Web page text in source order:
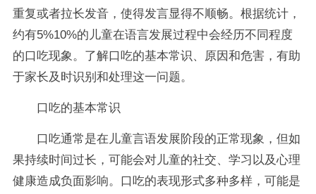
重复或者拉长发音，使得发言显得不顺畅。根据统计，
约有5%10%的儿童在语言发展过程中会经历不同程度
的口吃现象。了解口吃的基本常识、原因和危害，有助
于家长及时识别和处理这一问题。
口吃的基本常识
口吃通常是在儿童言语发展阶段的正常现象，但如
果持续时间过长，可能会对儿童的社交、学习以及心理
健康造成负面影响。口吃的表现形式多种多样，可能是